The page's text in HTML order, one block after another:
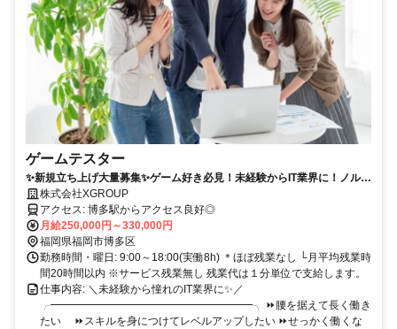
ゲームテスター
✨新規立ち上げ大量募集✨ゲーム好き必見！未経験からIT業界に！ノルマ
なし◎転勤なし◎ほぼ残業なし◎
株式会社XGROUP
アクセス: 博多駅からアクセス良好◎
月給250,000円～330,000円
福岡県福岡市博多区
勤務時間・曜日: 9:00～18:00(実働8h) ＊ほぼ残業なし └月平均残業時
間20時間以内 ※サービス残業無し 残業代は１分単位で支給します。
仕事内容: ＼未経験から憧れのIT業界に✨／
╭━━━━━━━━━━━━━━━━━━━╮ ⏩腰を据えて長く働き
たい ⏩スキルを身につけてレベルアップしたい ⏩せっかく働くな